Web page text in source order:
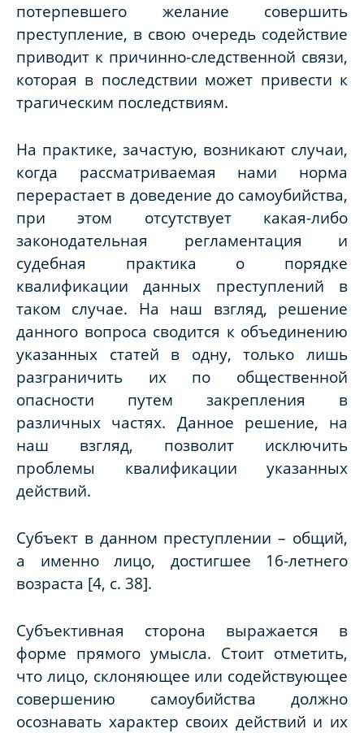
потерпевшего желание совершить
преступление, в свою очередь содействие
приводит к причинно-следственной связи,
которая в последствии может привести к
трагическим последствиям.
На практике, зачастую, возникают случаи,
когда рассматриваемая нами норма
перерастает в доведение до самоубийства,
при этом отсутствует какая-либо
законодательная регламентация и
судебная практика о порядке
квалификации данных преступлений в
таком случае. На наш взгляд, решение
данного вопроса сводится к объединению
указанных статей в одну, только лишь
разграничить их по общественной
опасности путем закрепления в
различных частях. Данное решение, на
наш взгляд, позволит исключить
проблемы квалификации указанных
действий.
Субъект в данном преступлении – общий,
а именно лицо, достигшее 16-летнего
возраста [4, c. 38].
Субъективная сторона выражается в
форме прямого умысла. Стоит отметить,
что лицо, склоняющее или содействующее
совершению самоубийства должно
осознавать характер своих действий и их